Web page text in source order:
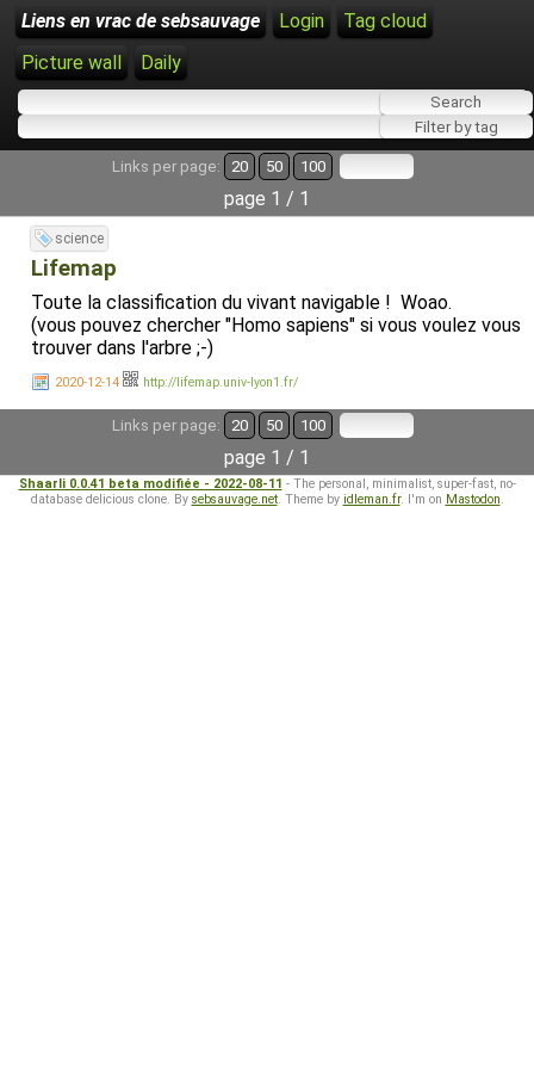
Liens en vrac de sebsauvage Login
Tag cloud
Picture wall
Daily
Links per page: 20 50 100
page 1 / 1
science
Lifemap
Toute la classification du vivant navigable ! Woao.
(vous pouvez chercher "Homo sapiens" si vous voulez vous
trouver dans l'arbre ;-)
2020-12-14 http://lifemap.univ-lyon1.fr/
Links per page: 20 50 100
page 1 / 1
Shaarli 0.0.41 beta modifiée - 2022-08-11 - The personal, minimalist, super-fast, no-
database delicious clone. By sebsauvage.net. Theme by idleman.fr. I'm on Mastodon.